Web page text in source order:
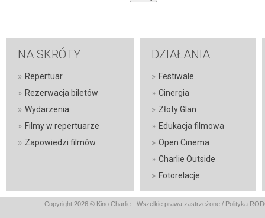
NA SKRÓTY
» Repertuar
» Rezerwacja biletów
» Wydarzenia
» Filmy w repertuarze
» Zapowiedzi filmów
DZIAŁANIA
» Festiwale
» Cinergia
» Złoty Glan
» Edukacja filmowa
» Open Cinema
» Charlie Outside
» Fotorelacje
Copyright 2026 © Kino Charlie - Wszelkie prawa zastrzeżone / Polityka